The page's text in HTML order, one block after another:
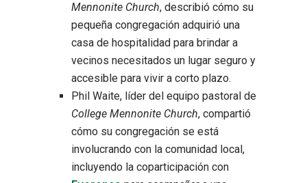
Mennonite Church, describió cómo su
pequeña congregación adquirió una
casa de hospitalidad para brindar a
vecinos necesitados un lugar seguro y
accesible para vivir a corto plazo.
Phil Waite, líder del equipo pastoral de
College Mennonite Church, compartió
cómo su congregación se está
involucrando con la comunidad local,
incluyendo la coparticipación con